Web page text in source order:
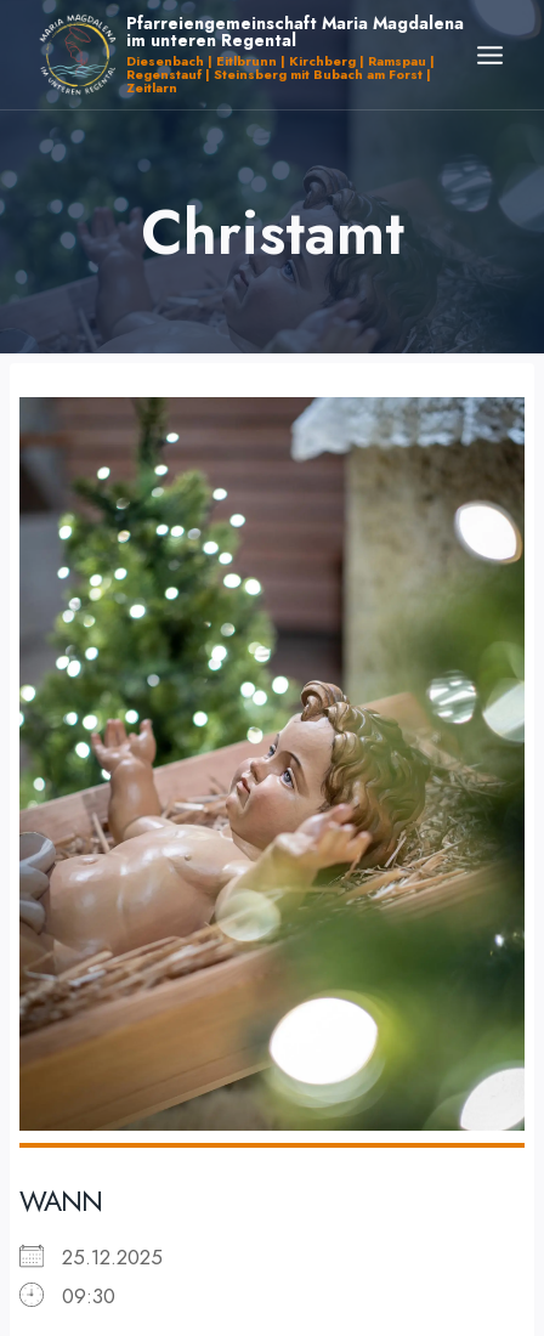
Inhalt
springen
Pfarreiengemeinschaft Maria Magdalena
im unteren Regental
Diesenbach | Eitlbrunn | Kirchberg | Ramspau |
Regenstauf | Steinsberg mit Bubach am Forst |
Zeitlarn
Christamt
WANN
25.12.2025
09:30